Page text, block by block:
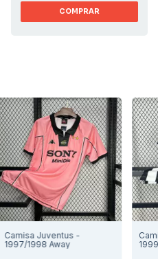
COMPRAR
Camisa Juventus -
1997/1998 Away